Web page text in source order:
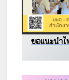
ขอแนะนำไ